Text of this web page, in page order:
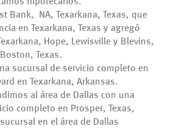
Bank, NA, Texarkana, Texas, que
en Texarkana, Texas y agregó
Hope, Lewisville y Blevins,
Texas.
sucursal de servicio completo en
en Texarkana, Arkansas.
al área de Dallas con una
completo en Prosper, Texas,
en el área de Dallas